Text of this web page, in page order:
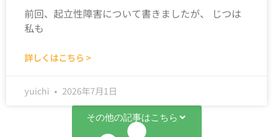
前回、起立性障害について書きましたが、 じつは
私も
詳しくはこちら >
yuichi 2026年7月1日
その他の記事はこちら